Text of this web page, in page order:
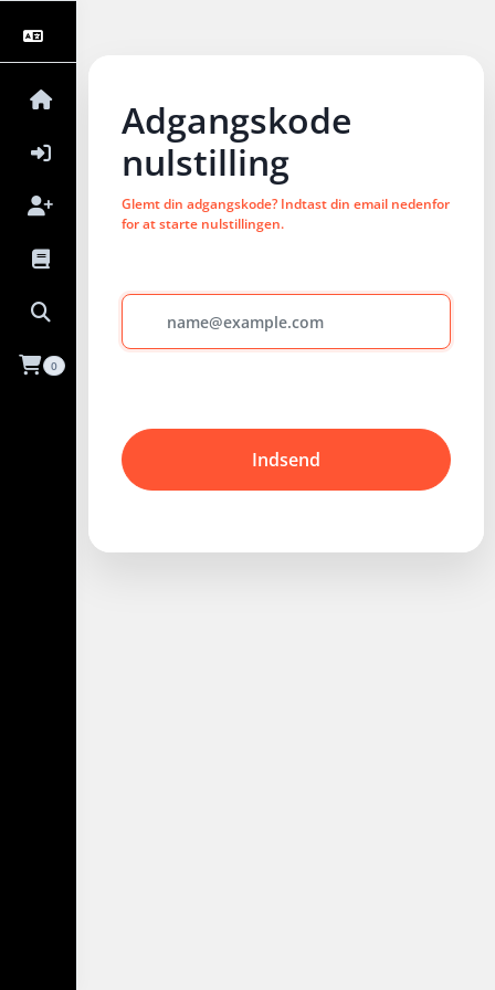
0
Adgangskode
nulstilling
Glemt din adgangskode? Indtast din email nedenfor
for at starte nulstillingen.
Indsend